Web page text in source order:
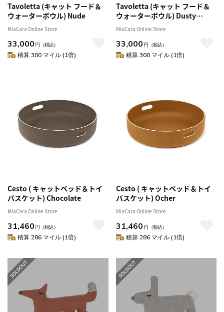
Tavoletta (キャット フード＆
ウォーターボウル) Nude
MiaCara Online Store
33,000 円 （税込）
積算 300 マイル (1倍)
Tavoletta (キャット フード＆
ウォーターボウル) Dusty
Green
MiaCara Online Store
33,000 円 （税込）
積算 300 マイル (1倍)
Cesto ( キャットベッド＆トイ
バスケット) Chocolate
MiaCara Online Store
31,460 円 （税込）
積算 286 マイル (1倍)
Cesto ( キャットベッド＆トイ
バスケット) Ocher
MiaCara Online Store
31,460 円 （税込）
積算 286 マイル (1倍)